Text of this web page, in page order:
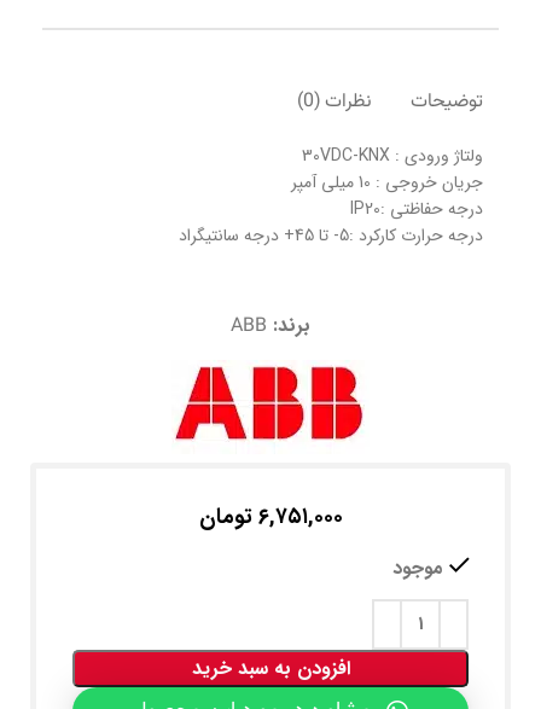
توضیحات نظرات (0)
ولتاژ ورودی : 30VDC-KNX
جریان خروجی : 10 میلی آمپر
درجه حفاظتی :IP20
درجه حرارت کارکرد :5- تا 45+ درجه سانتیگراد
برند: ABB
۶,۷۵۱,۰۰۰تومان
موجود
افزودن به سبد خرید